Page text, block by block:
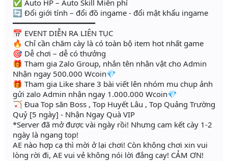
✅ Auto HP – Auto Skill Miễn phí
🔄 Đổi giới tính – đổi đồ ingame - đổi mật khẩu ingame
━━━━━━━━━━━━━━━━━━
📅 EVENT DIỄN RA LIÊN TỤC
🔥 Chỉ cần chăm cày là có toàn bộ item hot nhất game
🎯 Dễ chơi – dễ có thưởng
🎁 Tham gia Zalo Group, nhắn tên nhân vật cho Admin
Nhận ngay 500.000 Wcoin💎
🎁 Tham gia Like share 3 bài viết lên nhóm mu chụp ảnh
gửi zalo Admin nhận ngay 1.000.000 Wcoin💎
🏹 Đua Top săn Boss , Top Huyết Lâu , Top Quảng Trường
Quỷ [5 ngày] - Nhận Ngay Quà VIP
*Server đã mở được vài ngày rồi! Nhưng cam kết cày 1-2
ngày là ngang top!
AE nào hợp cạ thì mời ở lại chơi! Còn không chơi xin vui
lòng rời đi, AE vui vẻ không nói lời đắng cay! CẢM ƠN!